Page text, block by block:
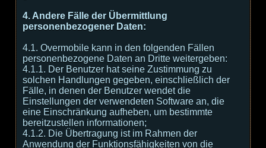
4. Andere Fälle der Übermittlung
personenbezogener Daten:
4.1. Overmobile kann in den folgenden Fällen
personenbezogene Daten an Dritte weitergeben:
4.1.1. Der Benutzer hat seine Zustimmung zu
solchen Handlungen gegeben, einschließlich der
Fälle, in denen der Benutzer wendet die
Einstellungen der verwendeten Software an, die
eine Einschränkung aufheben, um bestimmte
bereitzustellen informationen;
4.1.2. Die Übertragung ist im Rahmen der
Anwendung der Funktionsfähigkeiten von die